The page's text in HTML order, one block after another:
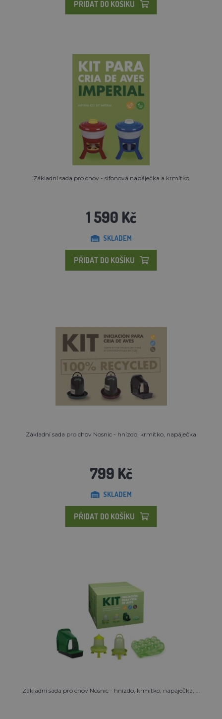
PŘIDAT DO KOŠÍKU
Základní sada pro chov - sifonová napáječka a krmítko
1 590 Kč
SKLADEM
PŘIDAT DO KOŠÍKU
Základní sada pro chov Nosnic - hnízdo, krmítko, napáječka
799 Kč
SKLADEM
PŘIDAT DO KOŠÍKU
Základní sada pro chov Nosnic - hnízdo, krmítko, napáječka, ...